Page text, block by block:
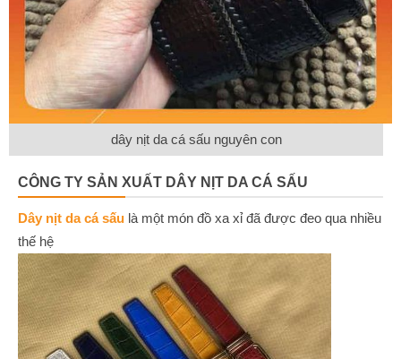
dây nịt da cá sấu nguyên con
CÔNG TY SẢN XUẤT DÂY NỊT DA CÁ SẤU
Dây nịt da cá sấu là một món đồ xa xỉ đã được đeo qua nhiều
thế hệ